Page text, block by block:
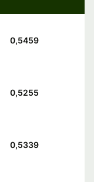
0,5459
0,5255
0,5339